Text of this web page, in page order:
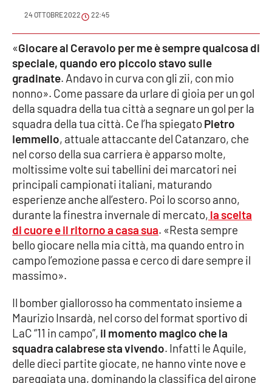
Meteo
Editoriali
VIDEO
Ambiente
Cronaca
Cultura
Economia e Lavoro
Politica
Sanità
Società
Sport
24 OTTOBRE 2022 22:45
«Giocare al Ceravolo per me è sempre qualcosa di
speciale, quando ero piccolo stavo sulle
gradinate. Andavo in curva con gli zii, con mio
nonno». Come passare da urlare di gioia per un gol
della squadra della tua città a segnare un gol per la
squadra della tua città. Ce l’ha spiegatoPietro
Iemmello, attuale attaccante del Catanzaro, che
nel corso della sua carriera è apparso molte,
moltissime volte sui tabellini dei marcatori nei
principali campionati italiani, maturando
esperienze anche all’estero. Poi lo scorso anno,
durante la finestra invernale di mercato, la scelta
di cuore e il ritorno a casa sua. «Resta sempre
bello giocare nella mia città, ma quando entro in
campo l’emozione passa e cerco di dare sempre il
massimo».
Il bomber giallorosso ha commentato insieme a
Maurizio Insardà, nel corso del format sportivo di
LaC “11 in campo”, il momento magico che la
squadra calabrese sta vivendo. Infatti le Aquile,
delle dieci partite giocate, ne hanno vinte nove e
pareggiata una, dominando la classifica del girone